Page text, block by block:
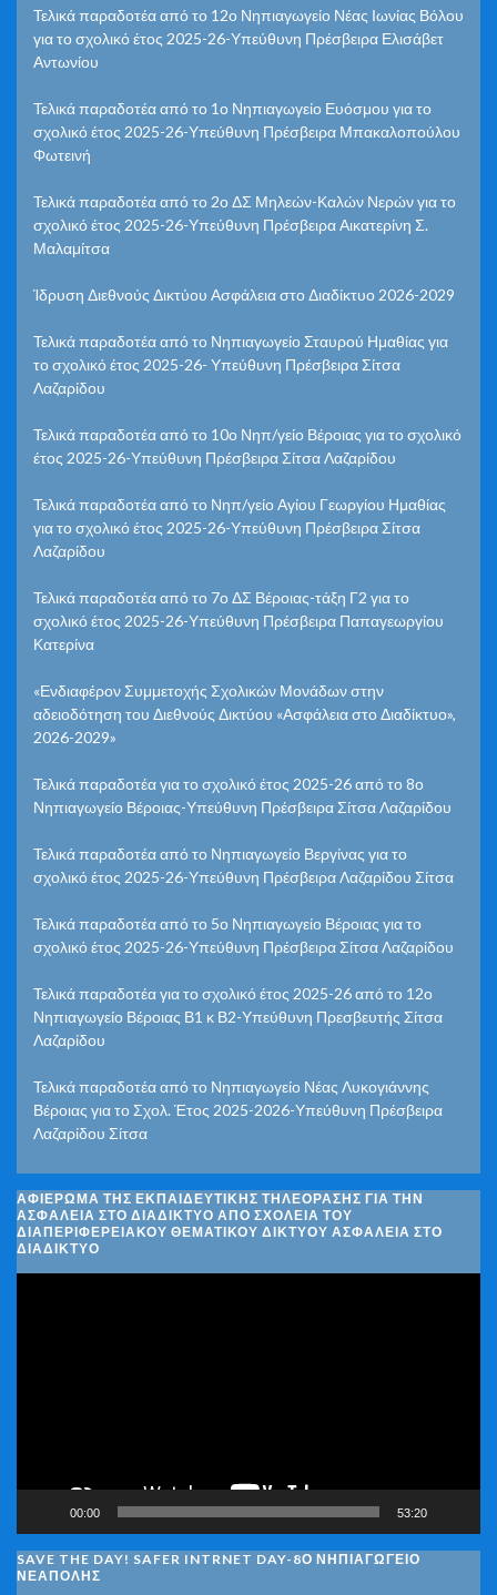
Τελικά παραδοτέα από το 12ο Νηπιαγωγείο Νέας Ιωνίας Βόλου
για το σχολικό έτος 2025-26-Υπεύθυνη Πρέσβειρα Ελισάβετ
Αντωνίου
Τελικά παραδοτέα από το 1ο Νηπιαγωγείο Ευόσμου για το
σχολικό έτος 2025-26-Υπεύθυνη Πρέσβειρα Μπακαλοπούλου
Φωτεινή
Τελικά παραδοτέα από το 2ο ΔΣ Μηλεών-Καλών Νερών για το
σχολικό έτος 2025-26-Υπεύθυνη Πρέσβειρα Αικατερίνη Σ.
Μαλαμίτσα
Ίδρυση Διεθνούς Δικτύου Ασφάλεια στο Διαδίκτυο 2026-2029
Τελικά παραδοτέα από το Νηπιαγωγείο Σταυρού Ημαθίας για
το σχολικό έτος 2025-26- Υπεύθυνη Πρέσβειρα Σίτσα
Λαζαρίδου
Τελικά παραδοτέα από το 10ο Νηπ/γείο Βέροιας για το σχολικό
έτος 2025-26-Υπεύθυνη Πρέσβειρα Σίτσα Λαζαρίδου
Τελικά παραδοτέα από το Νηπ/γείο Αγίου Γεωργίου Ημαθίας
για το σχολικό έτος 2025-26-Υπεύθυνη Πρέσβειρα Σίτσα
Λαζαρίδου
Τελικά παραδοτέα από το 7ο ΔΣ Βέροιας-τάξη Γ2 για το
σχολικό έτος 2025-26-Υπεύθυνη Πρέσβειρα Παπαγεωργίου
Κατερίνα
«Ενδιαφέρον Συμμετοχής Σχολικών Μονάδων στην
αδειοδότηση του Διεθνούς Δικτύου «Ασφάλεια στο Διαδίκτυο»,
2026-2029»
Τελικά παραδοτέα για το σχολικό έτος 2025-26 από το 8ο
Νηπιαγωγείο Βέροιας-Υπεύθυνη Πρέσβειρα Σίτσα Λαζαρίδου
Τελικά παραδοτέα από το Νηπιαγωγείο Βεργίνας για το
σχολικό έτος 2025-26-Υπεύθυνη Πρέσβειρα Λαζαρίδου Σίτσα
Τελικά παραδοτέα από το 5ο Νηπιαγωγείο Βέροιας για το
σχολικό έτος 2025-26-Υπεύθυνη Πρέσβειρα Σίτσα Λαζαρίδου
Τελικά παραδοτέα για το σχολικό έτος 2025-26 από το 12ο
Νηπιαγωγείο Βέροιας Β1 κ Β2-Υπεύθυνη Πρεσβευτής Σίτσα
Λαζαρίδου
Τελικά παραδοτέα από το Νηπιαγωγείο Νέας Λυκογιάννης
Βέροιας για το Σχολ. Έτος 2025-2026-Υπεύθυνη Πρέσβειρα
Λαζαρίδου Σίτσα
ΑΦΙΈΡΩΜΑ ΤΗΣ ΕΚΠΑΙΔΕΥΤΙΚΉΣ ΤΗΛΕΌΡΑΣΗΣ ΓΙΑ ΤΗΝ
ΑΣΦΆΛΕΙΑ ΣΤΟ ΔΙΑΔΊΚΤΥΟ ΑΠΌ ΣΧΟΛΕΊΑ ΤΟΥ
ΔΙΑΠΕΡΙΦΕΡΕΙΑΚΟΎ ΘΕΜΑΤΙΚΟΎ ΔΙΚΤΎΟΥ ΑΣΦΆΛΕΙΑ ΣΤΟ
ΔΙΑΔΊΚΤΥΟ
00:00 53:20
SAVE THE DAY! SAFER INTRNET DAY-8Ο ΝΗΠΙΑΓΩΓΕΙΟ
ΝΕΑΠΟΛΗΣ